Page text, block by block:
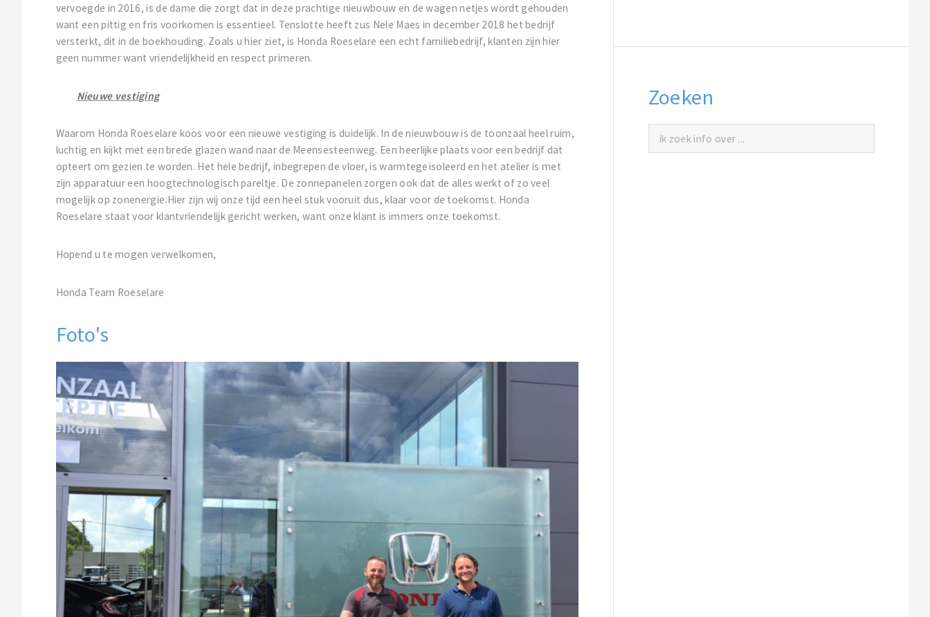
vervoegde in 2016, is de dame die zorgt dat in deze prachtige nieuwbouw en de wagen netjes wordt gehouden
want een pittig en fris voorkomen is essentieel. Tenslotte heeft zus Nele Maes in december 2018 het bedrijf
versterkt, dit in de boekhouding. Zoals u hier ziet, is Honda Roeselare een echt familiebedrijf, klanten zijn hier
geen nummer want vriendelijkheid en respect primeren.
Nieuwe vestiging
Waarom Honda Roeselare koos voor een nieuwe vestiging is duidelijk. In de nieuwbouw is de toonzaal heel ruim,
luchtig en kijkt met een brede glazen wand naar de Meensesteenweg. Een heerlijke plaats voor een bedrijf dat
opteert om gezien te worden. Het hele bedrijf, inbegrepen de vloer, is warmtegeïsoleerd en het atelier is met
zijn apparatuur een hoogtechnologisch pareltje. De zonnepanelen zorgen ook dat de alles werkt of zo veel
mogelijk op zonenergie.Hier zijn wij onze tijd een heel stuk vooruit dus, klaar voor de toekomst. Honda
Roeselare staat voor klantvriendelijk gericht werken, want onze klant is immers onze toekomst.
Hopend u te mogen verwelkomen,
Honda Team Roeselare
Foto's
Zoeken